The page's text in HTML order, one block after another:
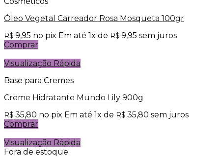
Óleo Vegetal Carreador Rosa Mosqueta 100gr
R$ 9,95 no pix Em até 1x de R$ 9,95 sem juros
Comprar
Visualização Rápida
Base para Cremes
Creme Hidratante Mundo Lily 900g
R$ 35,80 no pix Em até 1x de R$ 35,80 sem juros
Comprar
Visualização Rápida
Fora de estoque